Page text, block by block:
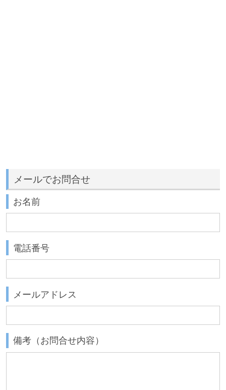
メールでお問合せ
お名前
電話番号
メールアドレス
備考（お問合せ内容）